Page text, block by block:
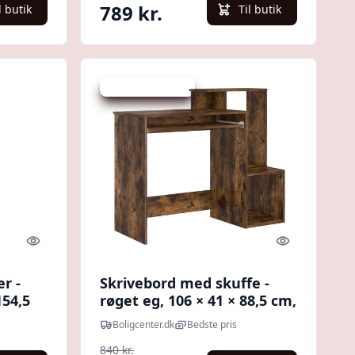
butik 789 kr. Til butik
Quick look
-
Udsalg - spar 21 %
Quick look
Skrivebord med skuffe -
røget eg, 106 × 41 × 88,5 cm,
konstrueret træ
Boligcenter.dk Bedste pris
840 kr.